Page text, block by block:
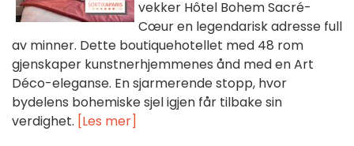
vekker Hôtel Bohem Sacré-
Cœur en legendarisk adresse full
av minner. Dette boutiquehotellet med 48 rom
gjenskaper kunstnerhjemmenes ånd med en Art
Déco-eleganse. En sjarmerende stopp, hvor
bydelens bohemiske sjel igjen får tilbake sin
verdighet. [Les mer]